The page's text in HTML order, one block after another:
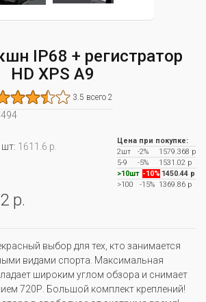
IP68 + регистратор
HD XPS A9
3.5 всего 2
1611.6 р.
р.
Цена при покупке:
2шт
-2%
1579.368 р
5-9
-5%
1531.02 р
>10шт -10% 1450.44 р
>100
-15% 1369.86 р
выбор для тех, кто занимается
видами спорта. Максимальная
широким углом обзора и снимает
720Р. Большой комплект креплений!